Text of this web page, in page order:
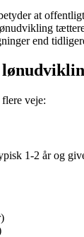
at
end
veje:
1-2 år og